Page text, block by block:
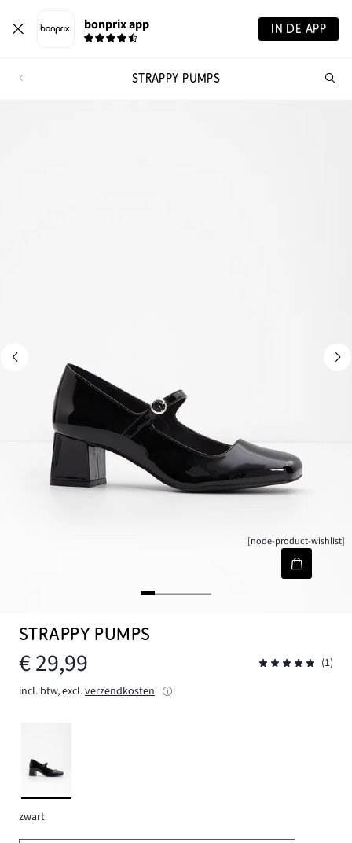
bonprix app IN DE APP
STRAPPY PUMPS
[node-product-wishlist]
STRAPPY PUMPS
€ 29,99
(1)
incl. btw, excl.verzendkosten
zwart